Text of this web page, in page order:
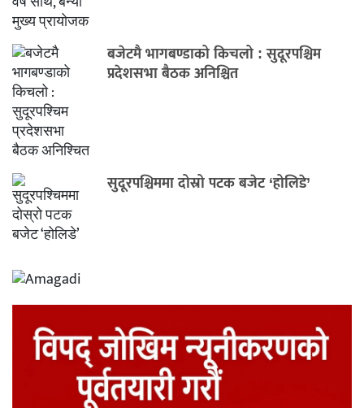
बजेटमै भागबण्डाको किचलो : सुदूरपश्चिम
प्रदेशसभा बैठक अनिश्चित
सुदूरपश्चिममा दोस्रो पटक बजेट ‘होलिडे’